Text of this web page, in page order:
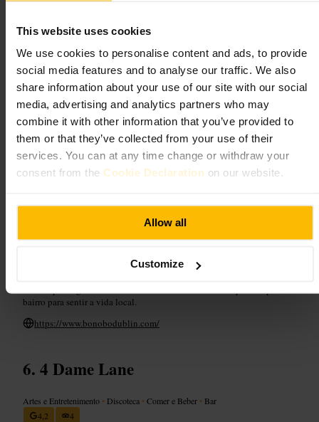
This website uses cookies
We use cookies to personalise content and ads, to provide
social media features and to analyse our traffic. We also
share information about your use of our site with our social
media, advertising and analytics partners who may
combine it with other information that you’ve provided to
them or that they’ve collected from your use of their
services. You can at any time change or withdraw your
consent from the Cookie Declaration on our website.
Allow all
Customize
Adequado para
#Restaurante #Bar #Café #Coquetéis #Smithfield
InnsQuay
#Noite #Amigos
O que esperar
Ambiente informal com música ambiente e serviço atento. Menu
pensado para comer e beber sem cerimónias, com opções para partilhar.
Ótimo para encontros com amigos, saídas a dois ou uma pausa em
Reserve se for um grupo ou visitar à noite, especialmente ao fim de
bairro para sentir a vida local.
https://www.bonobodublin.com/
4 Dame Lane
Artes e Entretenimento • Discoteca •Comer e Beber • Bar
4,2
4